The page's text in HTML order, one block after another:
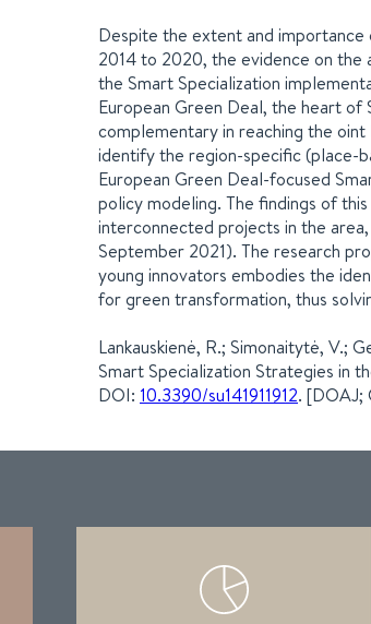
Despite the extent and importance
2014 to 2020, the evidence on the
the Smart Specialization
European Green Deal, the heart
complementary in reaching the
identify the region-specific (place-
European Green Deal-focused
policy modeling. The findings of
interconnected projects in the area,
September 2021). The research
young innovators embodies the
for green transformation, thus
Lankauskienė, R.; Simonaitytė, V.;
Smart Specialization Strategies in
DOI: 10.3390/su141911912. [DOAJ;